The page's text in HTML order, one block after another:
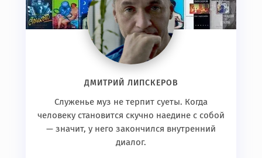
ДМИТРИЙ ЛИПСКЕРОВ
Служенье муз не терпит суеты. Когда
человеку становится скучно наедине с собой
— значит, у него закончился внутренний
диалог.